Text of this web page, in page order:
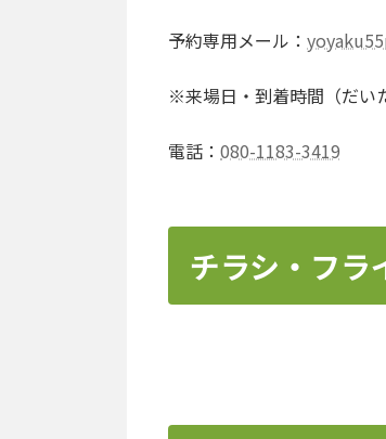
予約専用メール：
※来場日・到着時間（だい
電話：080-1183-3419
チラシ・フラ